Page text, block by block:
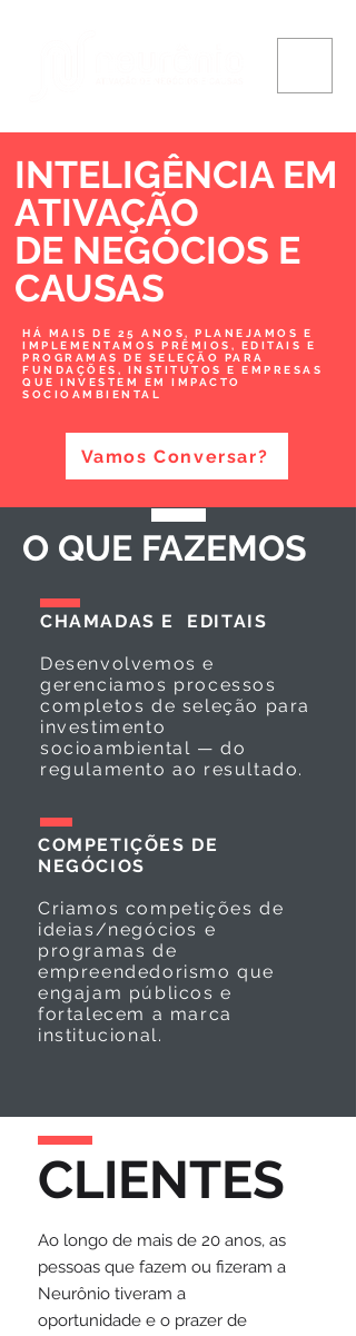
INTELIGÊNCIA EM
ATIVAÇÃO
DE NEGÓCIOS E
CAUSAS
HÁ MAIS DE 25 ANOS, PLANEJAMOS E
IMPLEMENTAMOS PRÊMIOS, EDITAIS E
PROGRAMAS DE SELEÇÃO PARA
FUNDAÇÕES, INSTITUTOS E EMPRESAS
QUE INVESTEM EM IMPACTO
SOCIOAMBIENTAL
Vamos Conversar?
O QUE FAZEMOS
CHAMADAS E EDITAIS
Desenvolvemos e
gerenciamos processos
completos de seleção para
investimento
socioambiental — do
regulamento ao resultado.
COMPETIÇÕES DE
NEGÓCIOS
Criamos competições de
ideias/negócios e
programas de
empreendedorismo que
engajam públicos e
fortalecem a marca
institucional.
CLIENTES
Ao longo de mais de 20 anos, as
pessoas que fazem ou fizeram a
Neurônio tiveram a
oportunidade e o prazer de